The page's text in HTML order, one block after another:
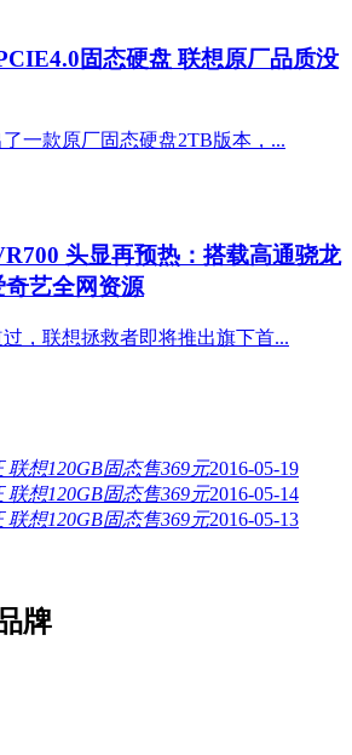
固态硬盘 联想原厂品质没
一款原厂固态硬盘2TB版本，...
头显再预热：搭载高通骁龙
艺全网资源
，联想拯救者即将推出旗下首...
联想120GB固态售369元2016-05-19
联想120GB固态售369元2016-05-14
联想120GB固态售369元2016-05-13
牌